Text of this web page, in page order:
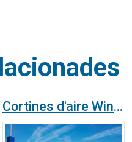
Cortines d'aire Windbox a Ikea Ottawa